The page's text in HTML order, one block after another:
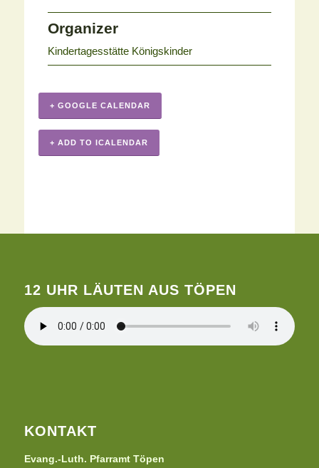
Organizer
Kindertagesstätte Königskinder
+ GOOGLE CALENDAR
+ ADD TO ICALENDAR
12 UHR LÄUTEN AUS TÖPEN
KONTAKT
Evang.-Luth. Pfarramt Töpen